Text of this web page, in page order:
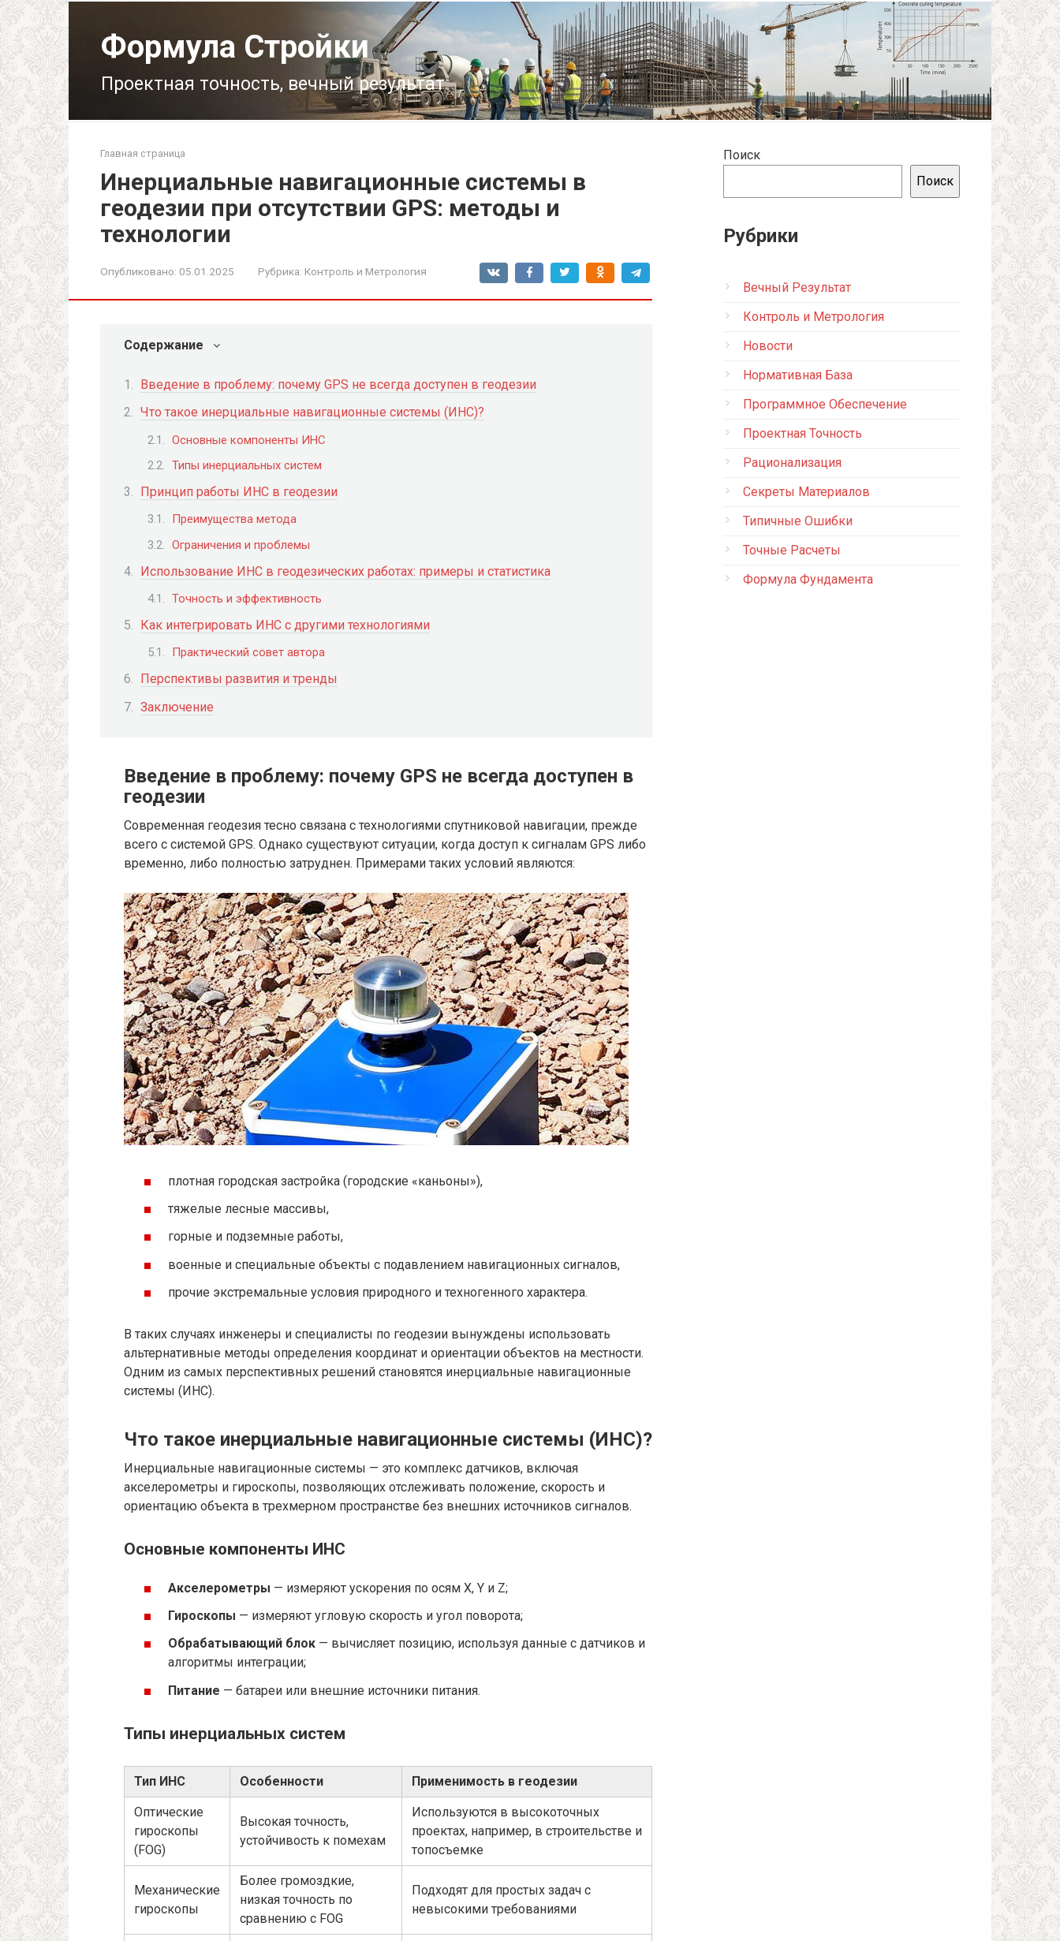
Формула Стройки
Проектная точность, вечный результат
Главная страница
Инерциальные навигационные системы в
геодезии при отсутствии GPS: методы и
технологии
Опубликовано: 05.01.2025 Рубрика: Контроль и Метрология
Содержание
Введение в проблему: почему GPS не всегда доступен в геодезии
Что такое инерциальные навигационные системы (ИНС)?
Основные компоненты ИНС
Типы инерциальных систем
Принцип работы ИНС в геодезии
Преимущества метода
Ограничения и проблемы
Использование ИНС в геодезических работах: примеры и статистика
Точность и эффективность
Как интегрировать ИНС с другими технологиями
Практический совет автора
Перспективы развития и тренды
Заключение
Введение в проблему: почему GPS не всегда доступен в
геодезии
Современная геодезия тесно связана с технологиями спутниковой навигации, прежде
всего с системой GPS. Однако существуют ситуации, когда доступ к сигналам GPS либо
временно, либо полностью затруднен. Примерами таких условий являются:
плотная городская застройка (городские «каньоны»),
тяжелые лесные массивы,
горные и подземные работы,
военные и специальные объекты с подавлением навигационных сигналов,
прочие экстремальные условия природного и техногенного характера.
В таких случаях инженеры и специалисты по геодезии вынуждены использовать
альтернативные методы определения координат и ориентации объектов на местности.
Одним из самых перспективных решений становятся инерциальные навигационные
системы (ИНС).
Что такое инерциальные навигационные системы (ИНС)?
Инерциальные навигационные системы — это комплекс датчиков, включая
акселерометры и гироскопы, позволяющих отслеживать положение, скорость и
ориентацию объекта в трехмерном пространстве без внешних источников сигналов.
Основные компоненты ИНС
Акселерометры — измеряют ускорения по осям X, Y и Z;
Гироскопы — измеряют угловую скорость и угол поворота;
Обрабатывающий блок — вычисляет позицию, используя данные с датчиков и
алгоритмы интеграции;
Питание — батареи или внешние источники питания.
Типы инерциальных систем
Тип ИНС Особенности Применимость в геодезии
Оптические
гироскопы
(FOG)
Высокая точность,
устойчивость к помехам
Используются в высокоточных
проектах, например, в строительстве и
топосъемке
Механические
гироскопы
Более громоздкие,
низкая точность по
сравнению с FOG
Подходят для простых задач с
невысокими требованиями
Поиск
Поиск
Рубрики
Вечный Результат
Контроль и Метрология
Новости
Нормативная База
Программное Обеспечение
Проектная Точность
Рационализация
Секреты Материалов
Типичные Ошибки
Точные Расчеты
Формула Фундамента